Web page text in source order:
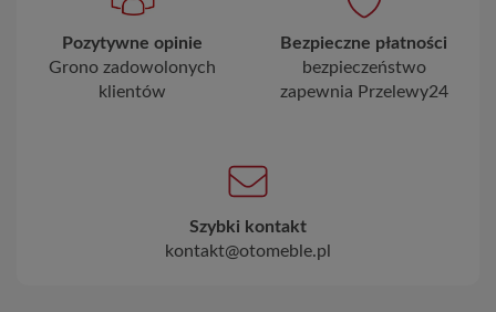
Pozytywne opinie
Grono zadowolonych
klientów
Bezpieczne płatności
bezpieczeństwo
zapewnia Przelewy24
Szybki kontakt
kontakt@otomeble.pl